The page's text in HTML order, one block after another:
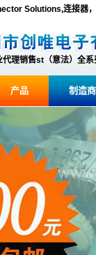
Solutions,连接器
代理销售st（意法）全系
产品 制造商